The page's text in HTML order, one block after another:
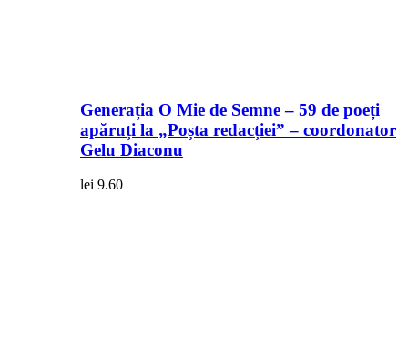
Generația O Mie de Semne – 59 de poeți
apăruți la „Poșta redacției” – coordonator
Gelu Diaconu
lei 9.60